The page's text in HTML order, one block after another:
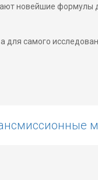
новейшие формулы
для самого